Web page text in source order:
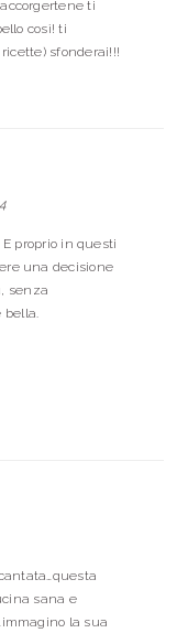
ti
così! ti
sfonderai!!!
proprio in questi
una decisione
senza
bella.
sana e
la sua